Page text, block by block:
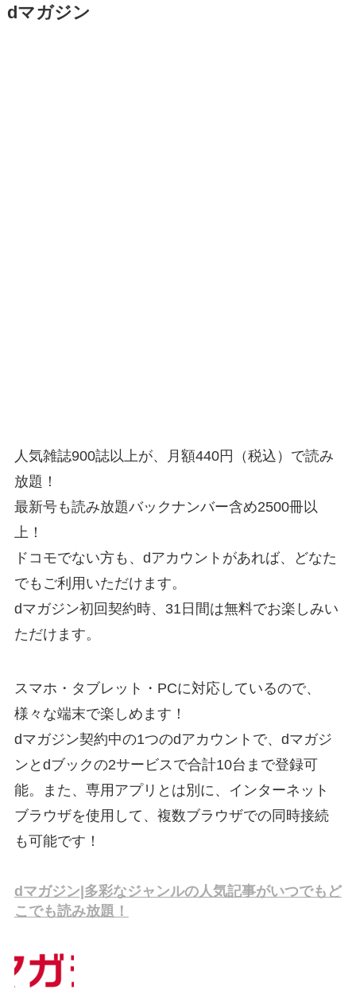
dマガジン
人気雑誌900誌以上が、月額440円（税込）で読み
放題！
最新号も読み放題バックナンバー含め2500冊以
上！
ドコモでない方も、dアカウントがあれば、どなた
でもご利用いただけます。
dマガジン初回契約時、31日間は無料でお楽しみい
ただけます。
スマホ・タブレット・PCに対応しているので、
様々な端末で楽しめます！
dマガジン契約中の1つのdアカウントで、dマガジ
ンとdブックの2サービスで合計10台まで登録可
能。また、専用アプリとは別に、インターネット
ブラウザを使用して、複数ブラウザでの同時接続
も可能です！
dマガジン|多彩なジャンルの人気記事がいつでもど
こでも読み放題！